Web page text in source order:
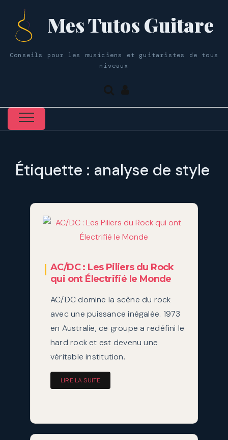
Mes Tutos Guitare
Conseils pour les musiciens et guitaristes de tous
niveaux
Étiquette : analyse de style
AC/DC : Les Piliers du Rock
qui ont Électrifié le Monde
AC/DC domine la scène du rock
avec une puissance inégalée. 1973
en Australie, ce groupe a redéfini le
hard rock et est devenu une
véritable institution.
LIRE LA SUITE